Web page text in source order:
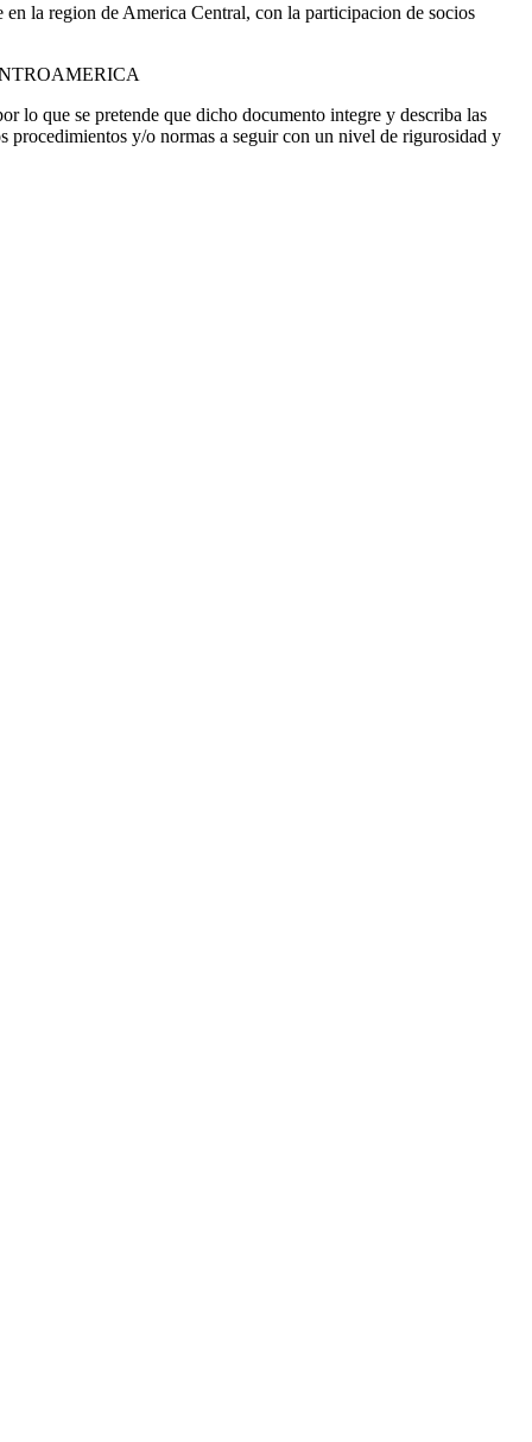
la region de America Central, con la participacion de socios
lo que se pretende que dicho documento integre y describa las
procedimientos y/o normas a seguir con un nivel de rigurosidad y